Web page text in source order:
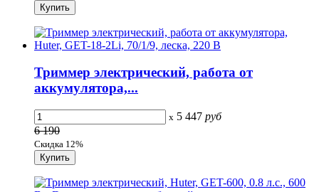
Триммер электрический, работа от
аккумулятора,...
x 5 447 руб
6 190
Скидка 12%